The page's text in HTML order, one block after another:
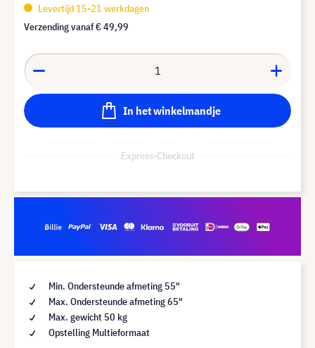
Levertijd 15-21 werkdagen
Verzending vanaf€ 49,99
In het winkelmandje
Express-Checkout
Min. Ondersteunde afmeting 55"
Max. Ondersteunde afmeting 65"
Max. gewicht 50 kg
Opstelling Multieformaat